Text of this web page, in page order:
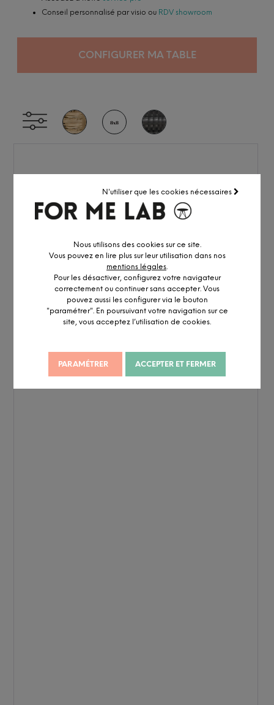
N'utiliser que les cookies nécessaires
Nous utilisons des cookies sur ce site.
Vous pouvez en lire plus sur leur utilisation dans nos
mentions légales.
Pour les désactiver, configurez votre navigateur
correctement ou continuer sans accepter. Vous
pouvez aussi les configurer via le bouton
"paramétrer". En poursuivant votre navigation sur ce
site, vous acceptez l’utilisation de cookies.
PARAMÉTRER ACCEPTER ET FERMER
Conseil personnalisé par visio ou RDV showroom
CONFIGURER MA TABLE